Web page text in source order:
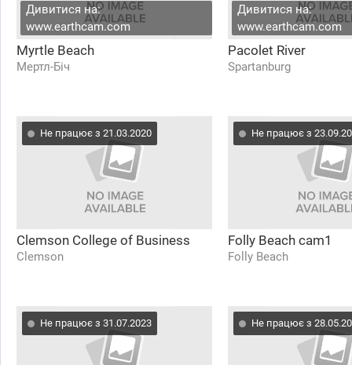
Дивитися на:
www.earthcam.com
Myrtle Beach
Мертл-Біч
Дивитися на:
www.earthcam.com
Pacolet River
Spartanburg
Не працює з 21.03.2020
Clemson College of Business
Clemson
Не працює з
Folly Beach cam1
Folly Beach
Не працює з 31.07.2023 Не працює з